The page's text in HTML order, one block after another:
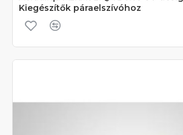
Kiegészítők páraelszívóhoz